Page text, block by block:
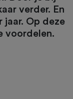
verder. En
jaar. Op deze
voordelen.